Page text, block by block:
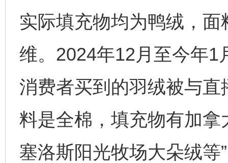
实际填充物均为鸭绒，
维。2024年12月至今年1
消费者买到的羽绒被与直
料是全棉，填充物有加
塞洛斯阳光牧场大朵绒等